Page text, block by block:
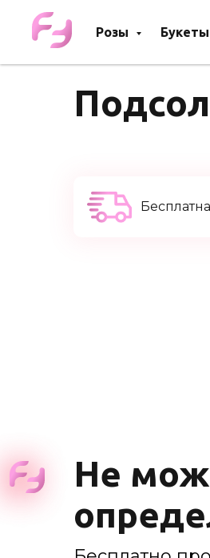
Розы
Не